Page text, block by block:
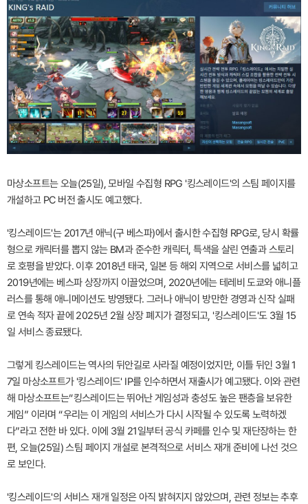
마상소프트는 오늘(25일), 모바일 수집형 RPG '킹스레이드'의 스팀 페이지를
개설하고 PC 버전 출시도 예고했다.
'킹스레이드'는 2017년 애닉(구 베스파)에서 출시한 수집형 RPG로, 당시 확률
형으로 캐릭터를 뽑지 않는 BM과 준수한 캐릭터, 특색을 살린 연출과 스토리
로 호평을 받았다. 이후 2018년 태국, 일본 등 해외 지역으로 서비스를 넓히고
2019년에는 베스파 상장까지 이끌었으며, 2020년에는 테레비 도쿄와 애니플
러스를 통해 애니메이션도 방영됐다. 그러나 애닉이 방만한 경영과 신작 실패
로 연속 적자 끝에 2025년 2월 상장 폐지가 결정되고, '킹스레이드'도 3월 15
일 서비스 종료됐다.
그렇게 킹스레이드는 역사의 뒤안길로 사라질 예정이었지만, 이틀 뒤인 3월 1
7일 마상소프트가 '킹스레이드' IP를 인수하면서 재출시가 예고됐다. 이와 관련
해 마상소프트는“킹스레이드는 뛰어난 게임성과 충성도 높은 팬층을 보유한
게임” 이라며 “우리는 이 게임의 서비스가 다시 시작될 수 있도록 노력하겠
다”라고 전한 바 있다. 이에 3월 21일부터 공식 카페를 인수 및 재단장하는 한
편, 오늘(25일) 스팀 페이지 개설로 본격적으로 서비스 재개 준비에 나선 것으
로 보인다.
'킹스레이드'의 서비스 재개 일정은 아직 밝혀지지 않았으며, 관련 정보는 추후